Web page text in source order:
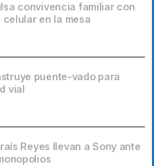
convivencia familiar con
en la mesa
puente-vado para
vial
Reyes llevan a Sony ante